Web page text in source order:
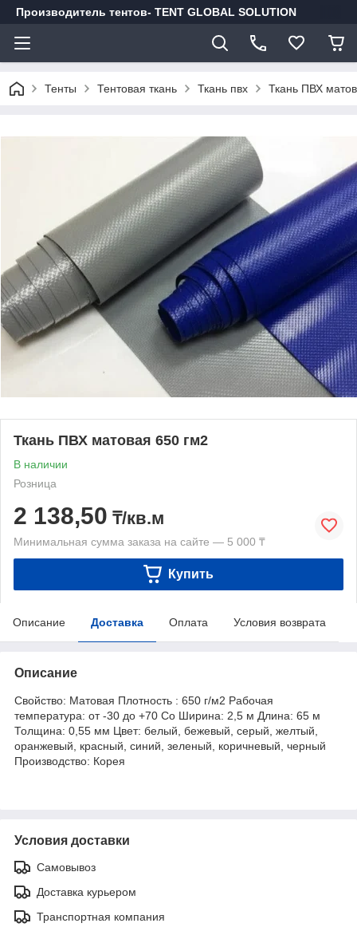
Производитель тентов- TENT GLOBAL SOLUTION
Тенты Тентовая ткань Ткань пвх Ткань ПВХ
Ткань ПВХ матовая 650 гм2
В наличии
Розница
2 138,50 ₸/кв.м
Минимальная сумма заказа на сайте — 5 000 ₸
Купить
Описание Доставка Оплата Условия возврата
Описание
Свойство: Матовая Плотность : 650 г/м2 Рабочая
температура: от -30 до +70 Co Ширина: 2,5 м Длина: 65 м
Толщина: 0,55 мм Цвет: белый, бежевый, серый, желтый,
оранжевый, красный, синий, зеленый, коричневый, черный
Производство: Корея
Условия доставки
Самовывоз
Доставка курьером
Транспортная компания